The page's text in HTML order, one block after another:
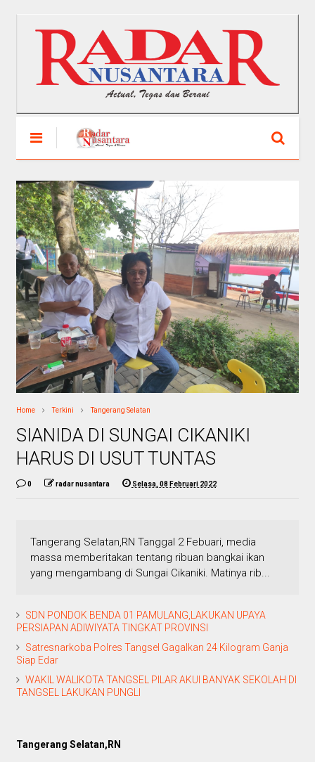
Home Terkini Tangerang Selatan
SIANIDA DI SUNGAI CIKANIKI
HARUS DI USUT TUNTAS
0 radar nusantara Selasa, 08 Februari 2022
Tangerang Selatan,RN Tanggal 2 Febuari, media
massa memberitakan tentang ribuan bangkai ikan
yang mengambang di Sungai Cikaniki. Matinya rib...
SDN PONDOK BENDA 01 PAMULANG,LAKUKAN UPAYA
PERSIAPAN ADIWIYATA TINGKAT PROVINSI
Satresnarkoba Polres Tangsel Gagalkan 24 Kilogram Ganja
Siap Edar
WAKIL WALIKOTA TANGSEL PILAR AKUI BANYAK SEKOLAH DI
TANGSEL LAKUKAN PUNGLI
Tangerang Selatan,RN